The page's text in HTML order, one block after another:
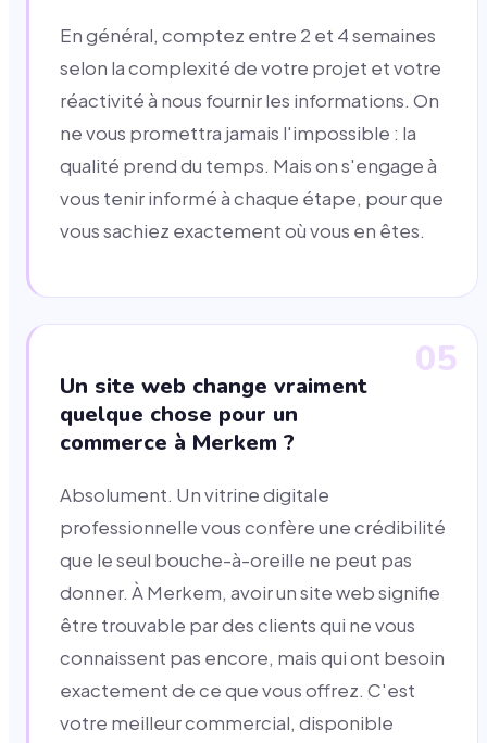
En général, comptez entre 2 et 4 semaines
selon la complexité de votre projet et votre
réactivité à nous fournir les informations. On
ne vous promettra jamais l'impossible : la
qualité prend du temps. Mais on s'engage à
vous tenir informé à chaque étape, pour que
vous sachiez exactement où vous en êtes.
05
Un site web change vraiment
quelque chose pour un
commerce à Merkem ?
Absolument. Un vitrine digitale
professionnelle vous confère une crédibilité
que le seul bouche-à-oreille ne peut pas
donner. À Merkem, avoir un site web signifie
être trouvable par des clients qui ne vous
connaissent pas encore, mais qui ont besoin
exactement de ce que vous offrez. C'est
votre meilleur commercial, disponible